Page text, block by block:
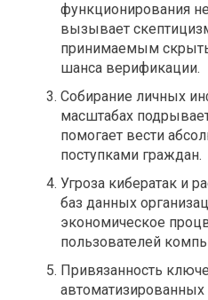
функционирования
вызывает
принимаемым
шанса верификации.
Собирание личных
масштабах
помогает вести
поступками граждан.
Угроза кибератак и
баз данных
экономическое
пользователей
Привязанность